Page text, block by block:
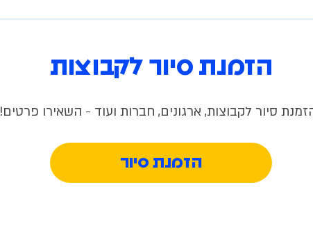
הזמנת סיור לקבוצות
סיור לקבוצות, ארגונים, חברות ועוד - השאירו פרטים!
הזמנת סיור